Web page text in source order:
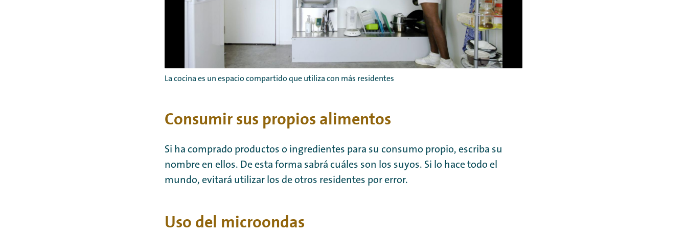
La cocina es un espacio compartido que utiliza con más residentes
Consumir sus propios alimentos
Si ha comprado productos o ingredientes para su consumo propio, escriba su
nombre en ellos. De esta forma sabrá cuáles son los suyos. Si lo hace todo el
mundo, evitará utilizar los de otros residentes por error.
Uso del microondas